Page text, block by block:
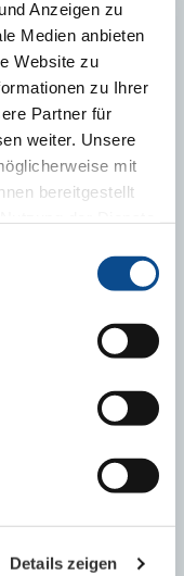
Anzeigen zu
Medien anbieten
Website zu
zu Ihrer
Partner für
weiter. Unsere
mit
bereitgestellt
Details zeigen